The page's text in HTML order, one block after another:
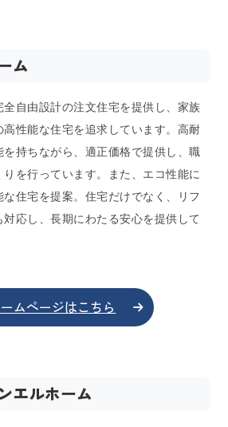
ム
自由設計の注文住宅を提供し、家族
性能な住宅を追求しています。高耐
持ちながら、適正価格で提供し、職
りを行っています。また、エコ性能に
住宅を提案。住宅だけでなく、リフ
対応し、長期にわたる安心を提供して
ムページはこちら
エルホーム